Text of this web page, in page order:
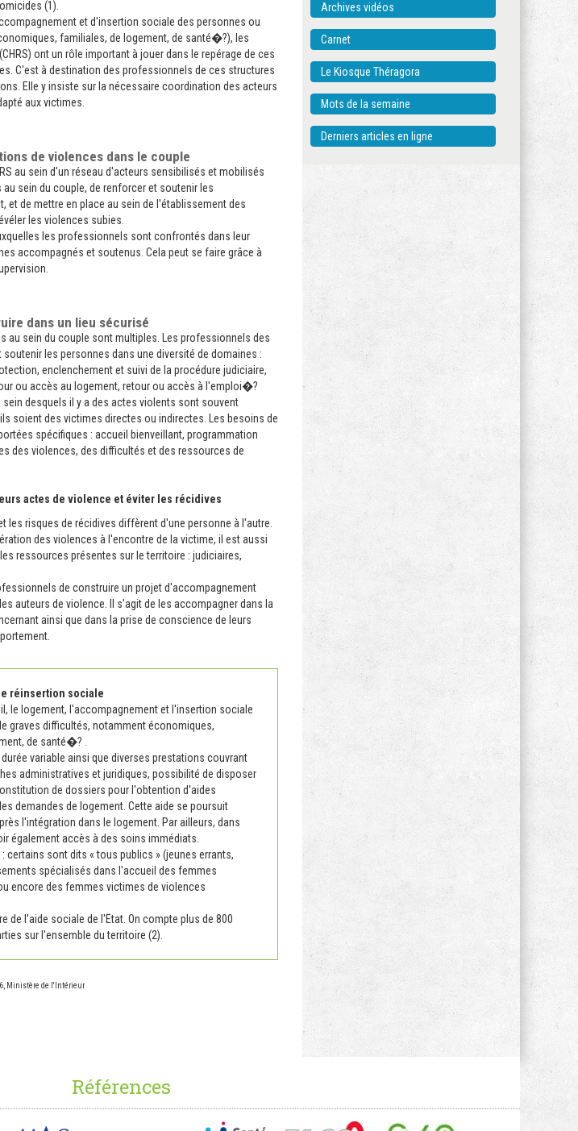
(1).
et d'insertion sociale des personnes ou
familiales, de logement, de santé�?), les
ont un rôle important à jouer dans le repérage de ces
C'est à destination des professionnels de ces structures
Elle y insiste sur la nécessaire coordination des acteurs
aux victimes.
de violences dans le couple
au sein d'un réseau d'acteurs sensibilisés et mobilisés
sein du couple, de renforcer et soutenir les
de mettre en place au sein de l'établissement des
les violences subies.
les professionnels sont confrontés dans leur
accompagnés et soutenus. Cela peut se faire grâce à
dans un lieu sécurisé
au sein du couple sont multiples. Les professionnels des
les personnes dans une diversité de domaines :
enclenchement et suivi de la procédure judiciaire,
ou accès au logement, retour ou accès à l'emploi�?
desquels il y a des actes violents sont souvent
soient des victimes directes ou indirectes. Les besoins de
spécifiques : accueil bienveillant, programmation
des violences, des difficultés et des ressources de
actes de violence et éviter les récidives
les risques de récidives diffèrent d'une personne à l'autre.
des violences à l'encontre de la victime, il est aussi
ressources présentes sur le territoire : judiciaires,
de construire un projet d'accompagnement
auteurs de violence. Il s'agit de les accompagner dans la
ainsi que dans la prise de conscience de leurs
réinsertion sociale
le logement, l'accompagnement et l'insertion sociale
graves difficultés, notamment économiques,
de santé�? .
variable ainsi que diverses prestations couvrant
administratives et juridiques, possibilité de disposer
de dossiers pour l'obtention d'aides
demandes de logement. Cette aide se poursuit
l'intégration dans le logement. Par ailleurs, dans
également accès à des soins immédiats.
certains sont dits « tous publics » (jeunes errants,
spécialisés dans l'accueil des femmes
encore des femmes victimes de violences
de l'aide sociale de l'Etat. On compte plus de 800
sur l'ensemble du territoire (2).
Ministère de l'Intérieur
Archives vidéos
Carnet
Le Kiosque Théragora
Mots de la semaine
Derniers articles en ligne
Références